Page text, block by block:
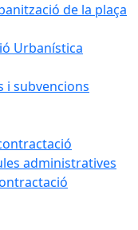
de la plaça
Urbanística
i subvencions
administratives